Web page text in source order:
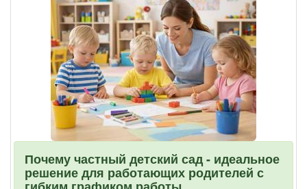
Почему частный детский сад - идеальное
решение для работающих родителей с